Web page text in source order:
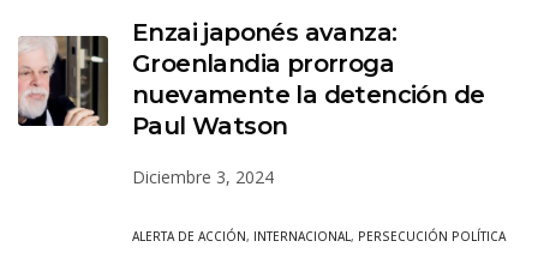
Enzai japonés avanza:
Groenlandia prorroga
nuevamente la detención de
Paul Watson
Diciembre 3, 2024
ALERTA DE ACCIÓN, INTERNACIONAL, PERSECUCIÓN POLÍTICA